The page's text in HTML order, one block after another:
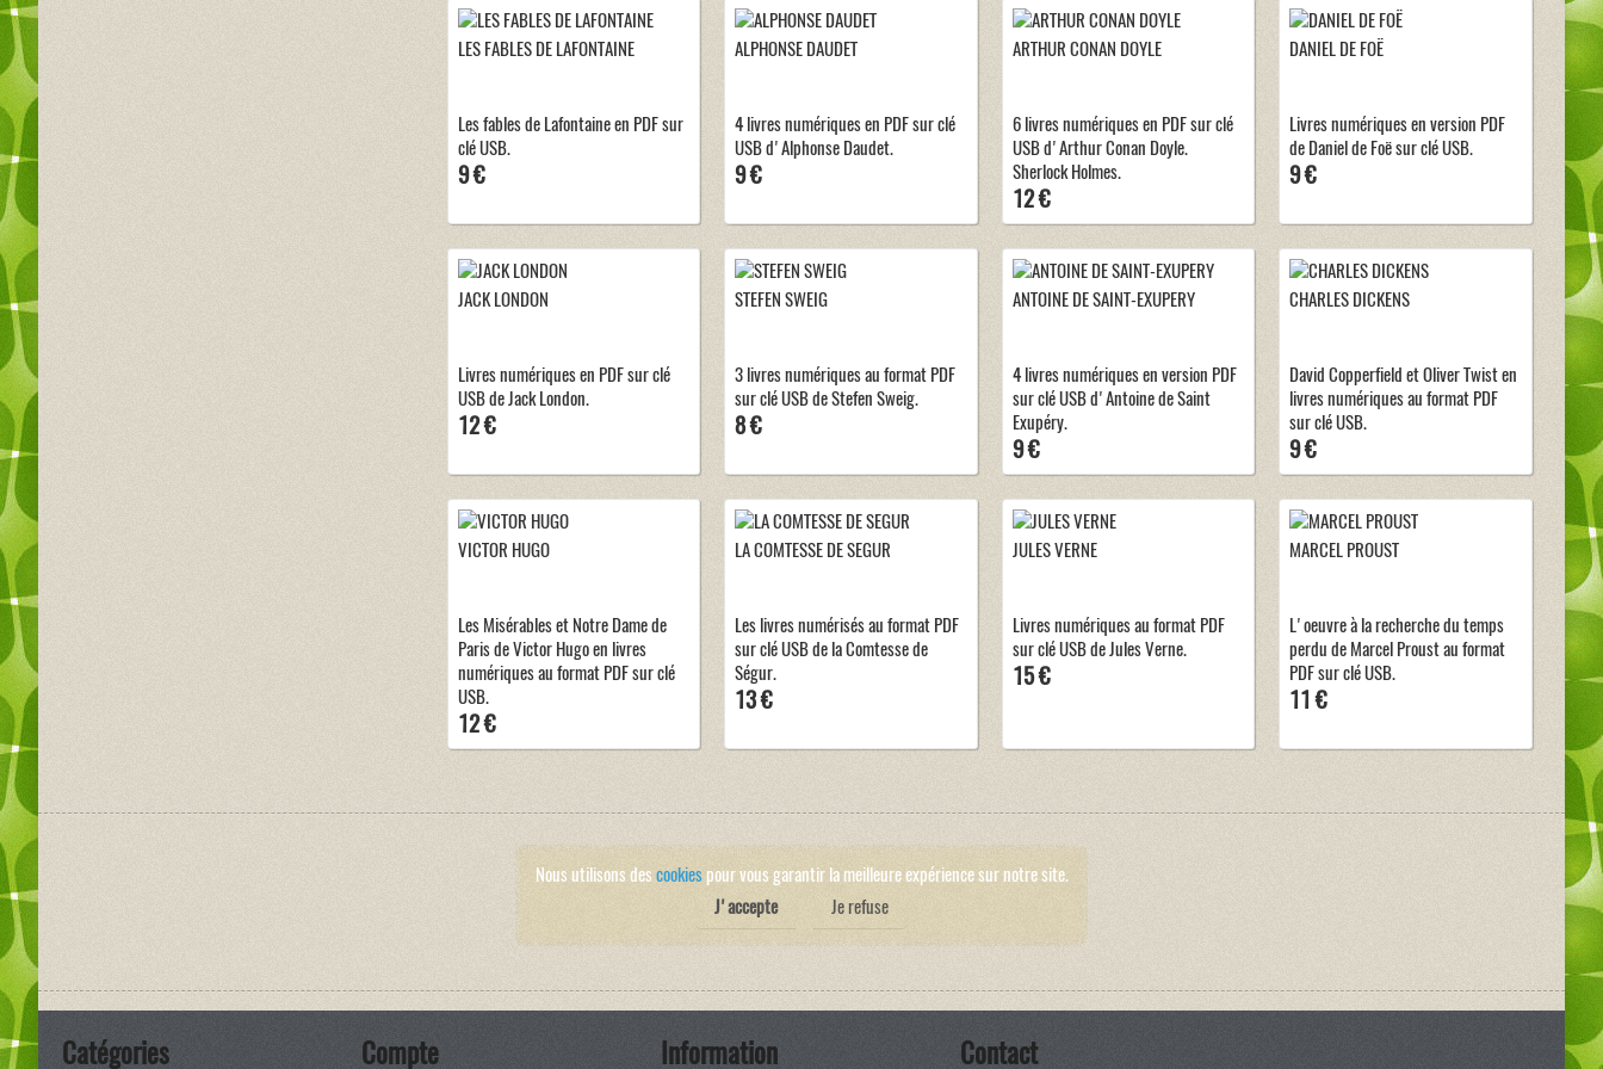
LES FABLES DE LAFONTAINE
Les fables de Lafontaine en PDF sur
clé USB.
9 €
ALPHONSE DAUDET
4 livres numériques en PDF sur clé
USB d'Alphonse Daudet.
9 €
ARTHUR CONAN DOYLE
6 livres numériques en PDF sur clé
USB d'Arthur Conan Doyle.
Sherlock Holmes.
12 €
DANIEL DE FOË
Livres numériques en version PDF
de Daniel de Foë sur clé USB.
9 €
JACK LONDON
Livres numériques en PDF sur clé
USB de Jack London.
12 €
STEFEN SWEIG
3 livres numériques au format PDF
sur clé USB de Stefen Sweig.
8 €
ANTOINE DE SAINT-EXUPERY
4 livres numériques en version PDF
sur clé USB d'Antoine de Saint
Exupéry.
9 €
CHARLES DICKENS
David Copperfield et Oliver Twist en
livres numériques au format PDF
sur clé USB.
9 €
VICTOR HUGO
Les Misérables et Notre Dame de
Paris de Victor Hugo en livres
numériques au format PDF sur clé
USB.
12 €
LA COMTESSE DE SEGUR
Les livres numérisés au format PDF
sur clé USB de la Comtesse de
Ségur.
13 €
JULES VERNE
Livres numériques au format PDF
sur clé USB de Jules Verne.
15 €
MARCEL PROUST
L'oeuvre à la recherche du temps
perdu de Marcel Proust au format
PDF sur clé USB.
11 €
Nous utilisons des cookiespour vous garantir la meilleure expérience sur notre site.
J'accepte
Je refuse
Catégories Compte Information Contact